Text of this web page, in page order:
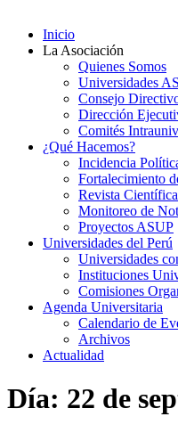
Inicio
La Asociación
Quienes Somos
Universidades
Consejo
Dirección
Comités
¿Qué Hacemos?
Incidencia
Fortalecimiento
Revista Científica
Monitoreo de
Proyectos ASUP
Universidades del Perú
Universidades
Instituciones
Comisiones
Agenda Universitaria
Calendario de
Archivos
Actualidad
Día: 22 de